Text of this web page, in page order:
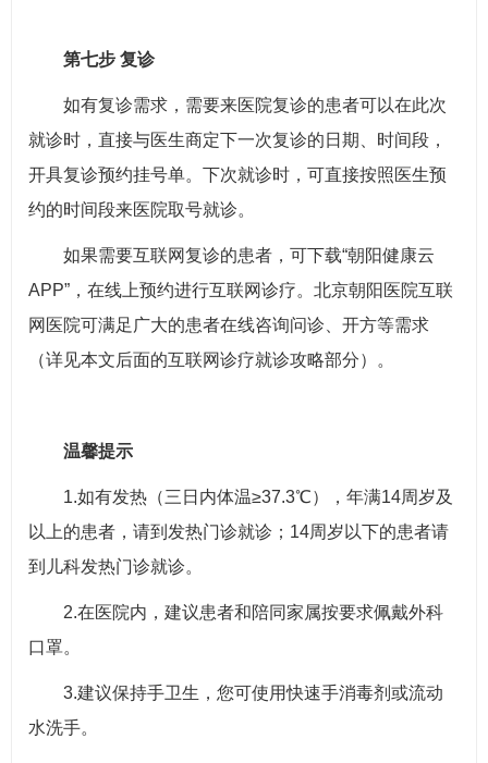
第七步 复诊
如有复诊需求，需要来医院复诊的患者可以在此次
就诊时，直接与医生商定下一次复诊的日期、时间段，
开具复诊预约挂号单。下次就诊时，可直接按照医生预
约的时间段来医院取号就诊。
如果需要互联网复诊的患者，可下载“朝阳健康云
APP”，在线上预约进行互联网诊疗。北京朝阳医院互联
网医院可满足广大的患者在线咨询问诊、开方等需求
（详见本文后面的互联网诊疗就诊攻略部分）。
温馨提示
1.如有发热（三日内体温≥37.3℃），年满14周岁及
以上的患者，请到发热门诊就诊；14周岁以下的患者请
到儿科发热门诊就诊。
2.在医院内，建议患者和陪同家属按要求佩戴外科
口罩。
3.建议保持手卫生，您可使用快速手消毒剂或流动
水洗手。